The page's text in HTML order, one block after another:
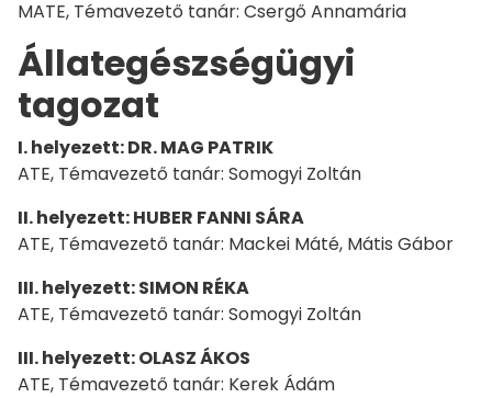
MATE, Témavezető tanár: Csergő Annamária
Állategészségügyi
tagozat
I. helyezett: DR. MAG PATRIK
ATE, Témavezető tanár: Somogyi Zoltán
II. helyezett: HUBER FANNI SÁRA
ATE, Témavezető tanár: Mackei Máté, Mátis Gábor
III. helyezett: SIMON RÉKA
ATE, Témavezető tanár: Somogyi Zoltán
III. helyezett: OLASZ ÁKOS
ATE, Témavezető tanár: Kerek Ádám